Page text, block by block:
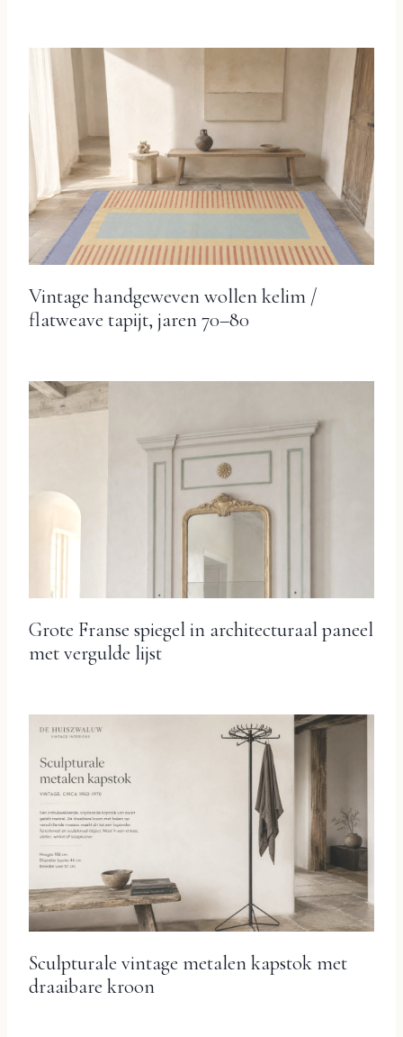
Vintage handgeweven wollen kelim /
flatweave tapijt, jaren 70–80
Grote Franse spiegel in architecturaal paneel
met vergulde lijst
Sculpturale vintage metalen kapstok met
draaibare kroon